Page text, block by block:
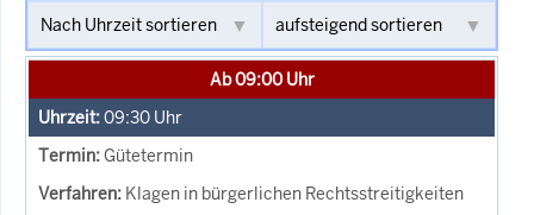
Ab 09:00 Uhr
09:30 Uhr
Gütetermin
Klagen in bürgerlichen Rechtsstreitigkeiten